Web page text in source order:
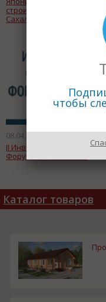
строительства
Сахалина до Канто в $3,7
08.04.2015
II Инвестиционно-
Форума "Крым - 2015"
Каталог товаров
чтобы